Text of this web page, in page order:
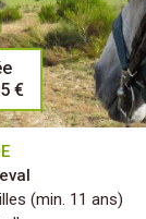
€
(min. 11 ans)